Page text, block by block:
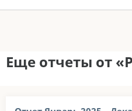
Еще отчеты от